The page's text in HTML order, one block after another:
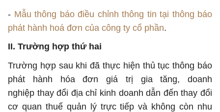
- Mẫu thông báo điều chỉnh thông tin tại thông báo
phát hành hoá đơn của công ty cổ phần.
II. Trường hợp thứ hai
Trường hợp sau khi đã thực hiện thủ tục thông báo
phát hành hóa đơn giá trị gia tăng, doanh
nghiệp thay đổi địa chỉ kinh doanh dẫn đến thay đổi
cơ quan thuế quản lý trực tiếp và không còn nhu